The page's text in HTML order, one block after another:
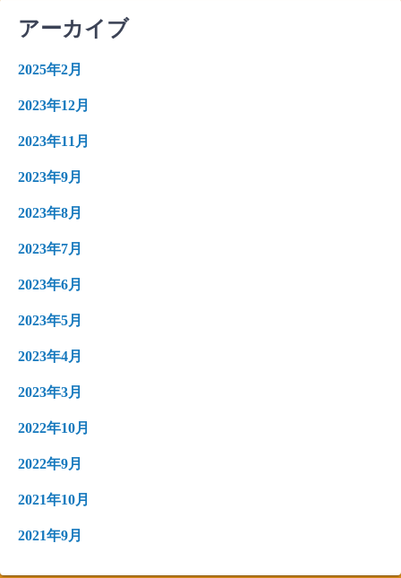
アーカイブ
2025年2月
2023年12月
2023年11月
2023年9月
2023年8月
2023年7月
2023年6月
2023年5月
2023年4月
2023年3月
2022年10月
2022年9月
2021年10月
2021年9月